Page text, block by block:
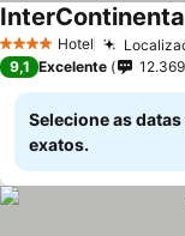
4 EstrelasHotel
9,1 Excelente 12.369
Selecione as
exatos.